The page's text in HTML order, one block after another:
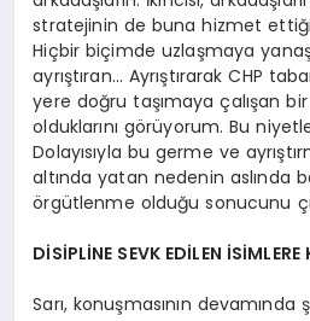
stratejinin de buna hizmet
Hiçbir biçimde uzlaşmaya
ayrıştıran… Ayrıştırarak CHP
yere doğru taşımaya çalışan
olduklarını görüyorum. Bu
Dolayısıyla bu germe ve
altında yatan nedenin aslında
örgütlenme olduğu sonucunu
DİSİPLİNE SEVK EDİLEN
Sarı, konuşmasının devamında